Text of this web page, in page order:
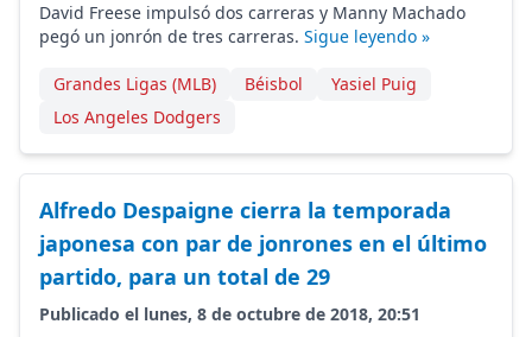
David Freese impulsó dos carreras y Manny Machado
pegó un jonrón de tres carreras. Sigue leyendo »
Grandes Ligas (MLB) Béisbol
Yasiel Puig
Los Angeles Dodgers
Alfredo Despaigne cierra la temporada
japonesa con par de jonrones en el último
partido, para un total de 29
Publicado el lunes, 8 de octubre de 2018, 20:51